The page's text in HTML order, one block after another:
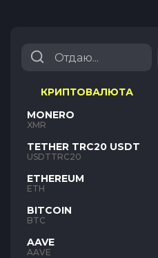
КРИПТОВАЛЮТА
MONERO
XMR
TETHER TRC20 USDT
USDTTRC20
ETHEREUM
ETH
BITCOIN
BTC
AAVE
AAVE